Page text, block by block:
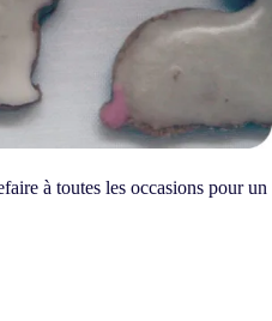
à toutes les occasions pour un